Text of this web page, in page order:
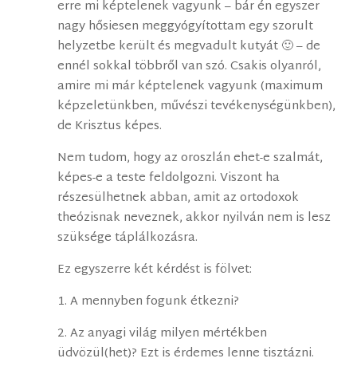
erre mi képtelenek vagyunk – bár én egyszer
nagy hősiesen meggyógyítottam egy szorult
helyzetbe került és megvadult kutyát 🙂 – de
ennél sokkal többről van szó. Csakis olyanról,
amire mi már képtelenek vagyunk (maximum
képzeletünkben, művészi tevékenységünkben),
de Krisztus képes.
Nem tudom, hogy az oroszlán ehet-e szalmát,
képes-e a teste feldolgozni. Viszont ha
részesülhetnek abban, amit az ortodoxok
theózisnak neveznek, akkor nyilván nem is lesz
szüksége táplálkozásra.
Ez egyszerre két kérdést is fölvet:
1. A mennyben fogunk étkezni?
2. Az anyagi világ milyen mértékben
üdvözül(het)? Ezt is érdemes lenne tisztázni.